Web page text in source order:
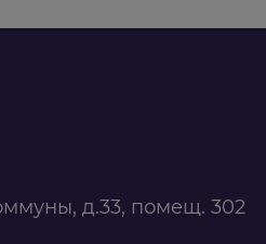
д.33, помещ. 302